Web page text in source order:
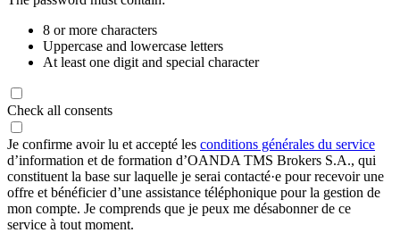
8 or more characters
Uppercase and lowercase letters
At least one digit and special character
Check all consents
Je confirme avoir lu et accepté les conditions générales du service
d’information et de formation d’OANDA TMS Brokers S.A., qui
constituent la base sur laquelle je serai contacté·e pour recevoir une
offre et bénéficier d’une assistance téléphonique pour la gestion de
mon compte. Je comprends que je peux me désabonner de ce
service à tout moment.